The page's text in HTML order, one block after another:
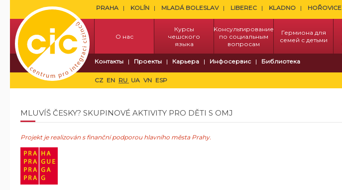
PRAHA KOLÍN MLADÁ BOLESLAV LIBEREC KLADNO HOŘOVICE
О нас
Курсы
чешского
языка
Kонсультирование
по социальным
вопросам
Гермиона для
семей с детьми
Контакты Проекты Карьера Инфосервис Библиотека
CZ EN RU UA VN ESP
MLUVÍŠ ČESKY? SKUPINOVÉ AKTIVITY PRO DĚTI S OMJ
Projekt je realizován s finanční podporou hlavního města Prahy.